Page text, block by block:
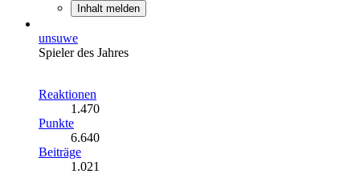
Inhalt melden
unsuwe
Spieler des Jahres
Reaktionen
1.470
Punkte
6.640
Beiträge
1.021